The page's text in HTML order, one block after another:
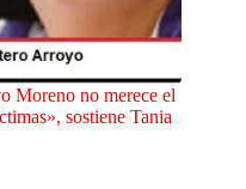
Moreno no merece el
sostiene Tania